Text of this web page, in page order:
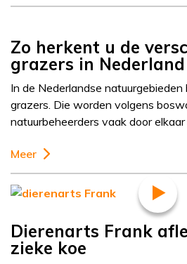
Zo herkent u de
grazers in Nederland
In de Nederlandse
grazers. Die worden volgens
natuurbeheerders vaak door
Meer
Dierenarts Frank
zieke koe